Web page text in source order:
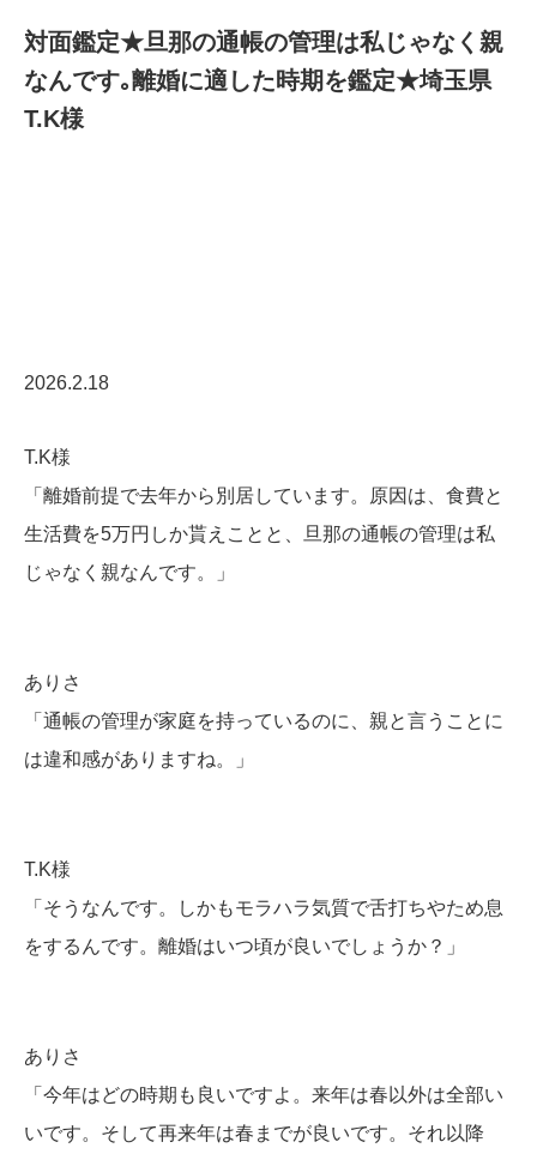
​対面鑑定★旦那の通帳の管理は私じゃなく親
なんです｡離婚に適した時期を鑑定★埼玉県
T.K様
2026.2.18
T.K様
「離婚前提で去年から別居しています。原因は、食費と
生活費を5万円しか貰えことと、旦那の通帳の管理は私
じゃなく親なんです。」
ありさ
「通帳の管理が家庭を持っているのに、親と言うことに
は違和感がありますね。」
T.K様
「そうなんです。しかもモラハラ気質で舌打ちやため息
をするんです。離婚はいつ頃が良いでしょうか？」
ありさ
「今年はどの時期も良いですよ。来年は春以外は全部い
いです。そして再来年は春までが良いです。それ以降